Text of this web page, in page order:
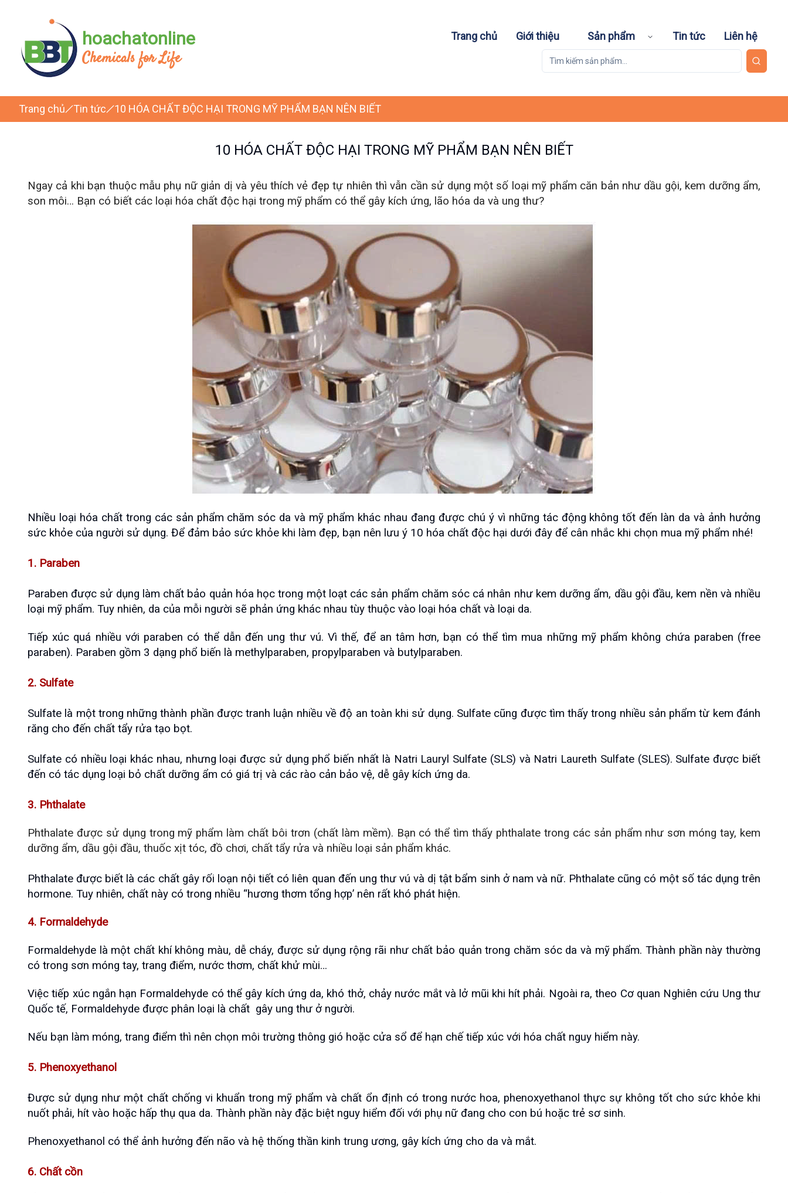
hoachatonline
Chemicals for Life
Trang chủ Giới thiệu Sản phẩm Tin tức Liên hệ
Trang chủ Tin tức 10 HÓA CHẤT ĐỘC HẠI TRONG MỸ PHẨM BẠN NÊN BIẾT
10 HÓA CHẤT ĐỘC HẠI TRONG MỸ PHẨM BẠN NÊN BIẾT
Ngay cả khi bạn thuộc mẫu phụ nữ giản dị và yêu thích vẻ đẹp tự nhiên thì vẫn cần sử dụng một số loại mỹ phẩm căn bản như dầu gội, kem dưỡng ẩm,
son môi… Bạn có biết các loại hóa chất độc hại trong mỹ phẩm có thể gây kích ứng, lão hóa da và ung thư?
Nhiều loại hóa chất trong các sản phẩm chăm sóc da và mỹ phẩm khác nhau đang được chú ý vì những tác động không tốt đến làn da và ảnh hưởng
sức khỏe của người sử dụng. Để đảm bảo sức khỏe khi làm đẹp, bạn nên lưu ý 10 hóa chất độc hại dưới đây để cân nhắc khi chọn mua mỹ phẩm nhé!
1. Paraben
Paraben được sử dụng làm chất bảo quản hóa học trong một loạt các sản phẩm chăm sóc cá nhân như kem dưỡng ẩm, dầu gội đầu, kem nền và nhiều
loại mỹ phẩm. Tuy nhiên, da của mỗi người sẽ phản ứng khác nhau tùy thuộc vào loại hóa chất và loại da.
Tiếp xúc quá nhiều với paraben có thể dẫn đến ung thư vú. Vì thế, để an tâm hơn, bạn có thể tìm mua những mỹ phẩm không chứa paraben (free
paraben). Paraben gồm 3 dạng phổ biến là methylparaben, propylparaben và butylparaben.
2. Sulfate
Sulfate là một trong những thành phần được tranh luận nhiều về độ an toàn khi sử dụng. Sulfate cũng được tìm thấy trong nhiều sản phẩm từ kem đánh
răng cho đến chất tẩy rửa tạo bọt.
Sulfate có nhiều loại khác nhau, nhưng loại được sử dụng phổ biến nhất là Natri Lauryl Sulfate (SLS) và Natri Laureth Sulfate (SLES). Sulfate được biết
đến có tác dụng loại bỏ chất dưỡng ẩm có giá trị và các rào cản bảo vệ, dễ gây kích ứng da.
3. Phthalate
Phthalate được sử dụng trong mỹ phẩm làm chất bôi trơn (chất làm mềm). Bạn có thể tìm thấy phthalate trong các sản phẩm như sơn móng tay, kem
dưỡng ẩm, dầu gội đầu, thuốc xịt tóc, đồ chơi, chất tẩy rửa và nhiều loại sản phẩm khác.
Phthalate được biết là các chất gây rối loạn nội tiết có liên quan đến ung thư vú và dị tật bẩm sinh ở nam và nữ. Phthalate cũng có một số tác dụng trên
hormone. Tuy nhiên, chất này có trong nhiều “hương thơm tổng hợp’ nên rất khó phát hiện.
4. Formaldehyde
Formaldehyde là một chất khí không màu, dễ cháy, được sử dụng rộng rãi như chất bảo quản trong chăm sóc da và mỹ phẩm. Thành phần này thường
có trong sơn móng tay, trang điểm, nước thơm, chất khử mùi…
Việc tiếp xúc ngắn hạn Formaldehyde có thể gây kích ứng da, khó thở, chảy nước mắt và lở mũi khi hít phải. Ngoài ra, theo Cơ quan Nghiên cứu Ung thư
Quốc tế, Formaldehyde được phân loại là chất  gây ung thư ở người.
Nếu bạn làm móng, trang điểm thì nên chọn môi trường thông gió hoặc cửa sổ để hạn chế tiếp xúc với hóa chất nguy hiểm này.
5. Phenoxyethanol
Được sử dụng như một chất chống vi khuẩn trong mỹ phẩm và chất ổn định có trong nước hoa, phenoxyethanol thực sự không tốt cho sức khỏe khi
nuốt phải, hít vào hoặc hấp thụ qua da. Thành phần này đặc biệt nguy hiểm đối với phụ nữ đang cho con bú hoặc trẻ sơ sinh.
Phenoxyethanol có thể ảnh hưởng đến não và hệ thống thần kinh trung ương, gây kích ứng cho da và mắt.
6. Chất cồn